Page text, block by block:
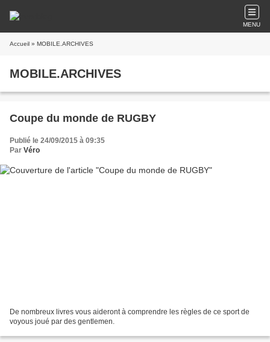
MENU
Accueil » MOBILE.ARCHIVES
MOBILE.ARCHIVES
Coupe du monde de RUGBY
Publié le 24/09/2015 à 09:35
Par Véro
De nombreux livres vous aideront à comprendre les règles de ce sport de
voyous joué par des gentlemen.